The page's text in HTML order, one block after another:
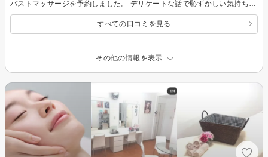
すべての口コミを見る
その他の情報を表示